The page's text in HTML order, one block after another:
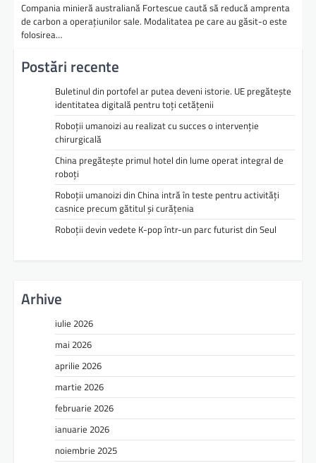
Compania minieră australiană Fortescue caută să reducă amprenta
de carbon a operațiunilor sale. Modalitatea pe care au găsit-o este
folosirea…
Postări recente
Buletinul din portofel ar putea deveni istorie. UE pregătește
identitatea digitală pentru toți cetățenii
Roboții umanoizi au realizat cu succes o intervenție
chirurgicală
China pregătește primul hotel din lume operat integral de
roboți
Roboții umanoizi din China intră în teste pentru activități
casnice precum gătitul și curățenia
Roboții devin vedete K-pop într-un parc futurist din Seul
Arhive
iulie 2026
mai 2026
aprilie 2026
martie 2026
februarie 2026
ianuarie 2026
noiembrie 2025